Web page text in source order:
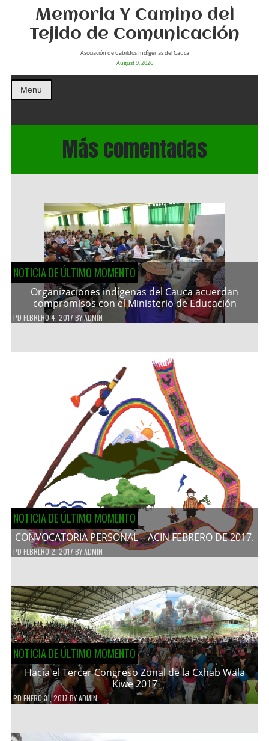
Memoria Y Camino del
Tejido de Comunicación
Asociación de Cabildos Indìgenas del Cauca
August 9, 2026
Menu
Más comentadas
NOTICIA DE ÚLTIMO MOMENTO
Organizaciones indígenas del Cauca acuerdan
compromisos con el Ministerio de Educación
PD FEBRERO 4, 2017 BYADMIN
NOTICIA DE ÚLTIMO MOMENTO
CONVOCATORIA PERSONAL – ACIN FEBRERO DE 2017.
PD FEBRERO 2, 2017 BYADMIN
NOTICIA DE ÚLTIMO MOMENTO
Hacía el Tercer Congreso Zonal de la Cxhab Wala
Kiwe 2017
PDENERO 31, 2017 BYADMIN